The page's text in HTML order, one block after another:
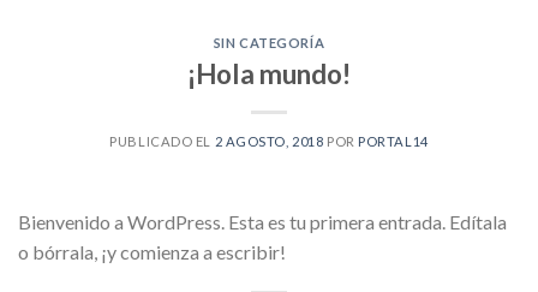
SIN CATEGORÍA
¡Hola mundo!
PUBLICADO EL 2 AGOSTO, 2018 POR PORTAL14
Bienvenido a WordPress. Esta es tu primera entrada. Edítala
o bórrala, ¡y comienza a escribir!